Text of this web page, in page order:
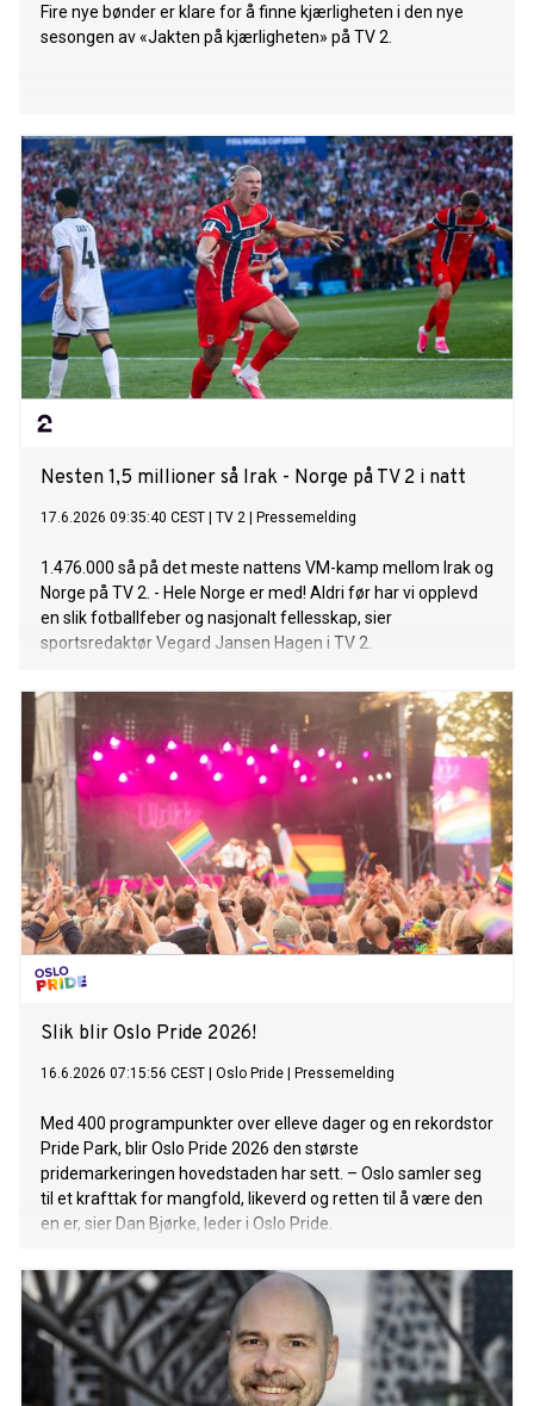
Fire nye bønder er klare for å finne kjærligheten i den nye
sesongen av «Jakten på kjærligheten» på TV 2.
Nesten 1,5 millioner så Irak - Norge på TV 2 i natt
17.6.2026 09:35:40 CEST TV 2 Pressemelding
1.476.000 så på det meste nattens VM-kamp mellom Irak og
Norge på TV 2. - Hele Norge er med! Aldri før har vi opplevd
en slik fotballfeber og nasjonalt fellesskap, sier
sportsredaktør Vegard Jansen Hagen i TV 2.
Slik blir Oslo Pride 2026!
16.6.2026 07:15:56 CEST Oslo Pride Pressemelding
Med 400 programpunkter over elleve dager og en rekordstor
Pride Park, blir Oslo Pride 2026 den største
pridemarkeringen hovedstaden har sett. – Oslo samler seg
til et krafttak for mangfold, likeverd og retten til å være den
en er, sier Dan Bjørke, leder i Oslo Pride.